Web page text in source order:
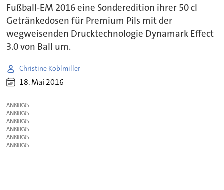
Fußball-EM 2016 eine Sonderedition ihrer 50 cl
Getränkedosen für Premium Pils mit der
wegweisenden Drucktechnologie Dynamark Effect
3.0 von Ball um.
Christine Koblmiller
18. Mai 2016
ANZEIGE
ANZEIGE
ANZEIGE
ANZEIGE
ANZEIGE
ANZEIGE